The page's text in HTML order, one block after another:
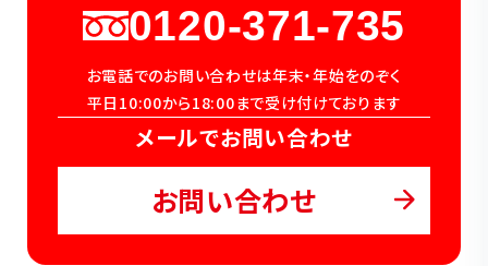
0120-371-735
お電話でのお問い合わせは年末・年始をのぞく
平日10:00から18:00まで受け付けております
メールでお問い合わせ
お問い合わせ